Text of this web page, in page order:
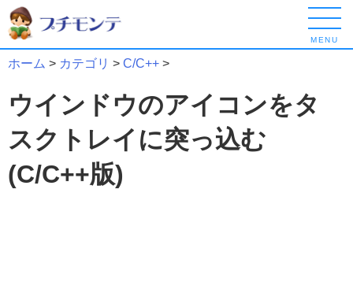
MENU
ホーム > カテゴリ > C/C++ >
ウインドウのアイコンをタ
スクトレイに突っ込む
(C/C++版)